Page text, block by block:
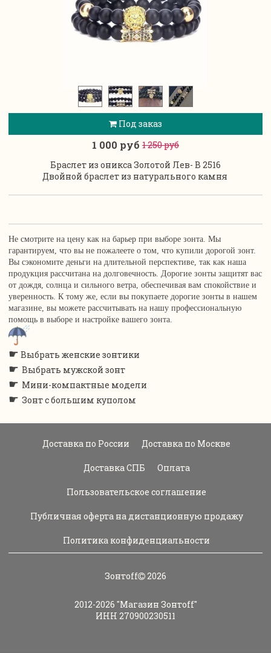
Под заказ
1 000 руб 1 250 руб
Браслет из оникса Золотой Лев- B 2516
Двойной браслет из натурального камня
Не смотрите на цену как на барьер при выборе зонта. Мы
гарантируем, что вы не пожалеете о том, что купили дорогой зонт.
Вы сэкономите деньги на длительной перспективе, так как наша
продукция рассчитана на долговечность. Дорогие зонты защитят вас
от дождя, солнца и сильного ветра, обеспечивая вам спокойствие и
уверенность. К тому же, если вы покупаете дорогие зонты в нашем
магазине, вы можете рассчитывать на нашу профессиональную
помощь в выборе и настройке вашего зонта.
☛ Выбрать женские зонтики
☛ Выбрать мужской зонт
☛ Мини-компактные модели
☛ Зонт с большим куполом
Доставка по России Доставка по Москве
Доставка СПБ Оплата
Пользовательское соглашение
Публичная оферта на дистанционную продажу
Политика конфиденциальности
Зонтoff 2026
2012-2026 "Магазин Зонтoff"
ИНН 270900230511